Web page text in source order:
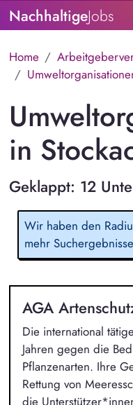
NachhaltigeJobs
Home
in
Geklappt: 12
Wir haben den
mehr
AGA
Die international
Jahren gegen die
Pflanzenarten. Ihre
Rettung von
die